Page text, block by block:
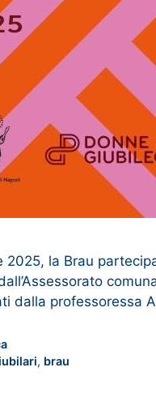
2025, la Brau
dalla professoressa
, brau